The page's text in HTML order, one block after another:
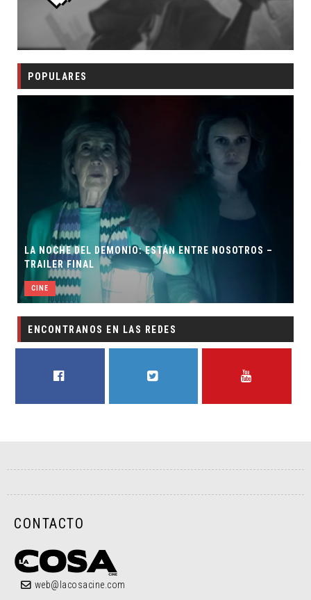
POPULARES
LA NOCHE DEL DEMONIO: ESTÁN ENTRE NOSOTROS –
TRAILER FINAL
CINE
ENCONTRANOS EN LAS REDES
CONTACTO
web@lacosacine.com